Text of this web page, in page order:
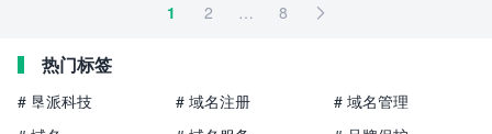
1 2 … 8 
热门标签
# 垦派科技 # 域名注册
# 域名管理